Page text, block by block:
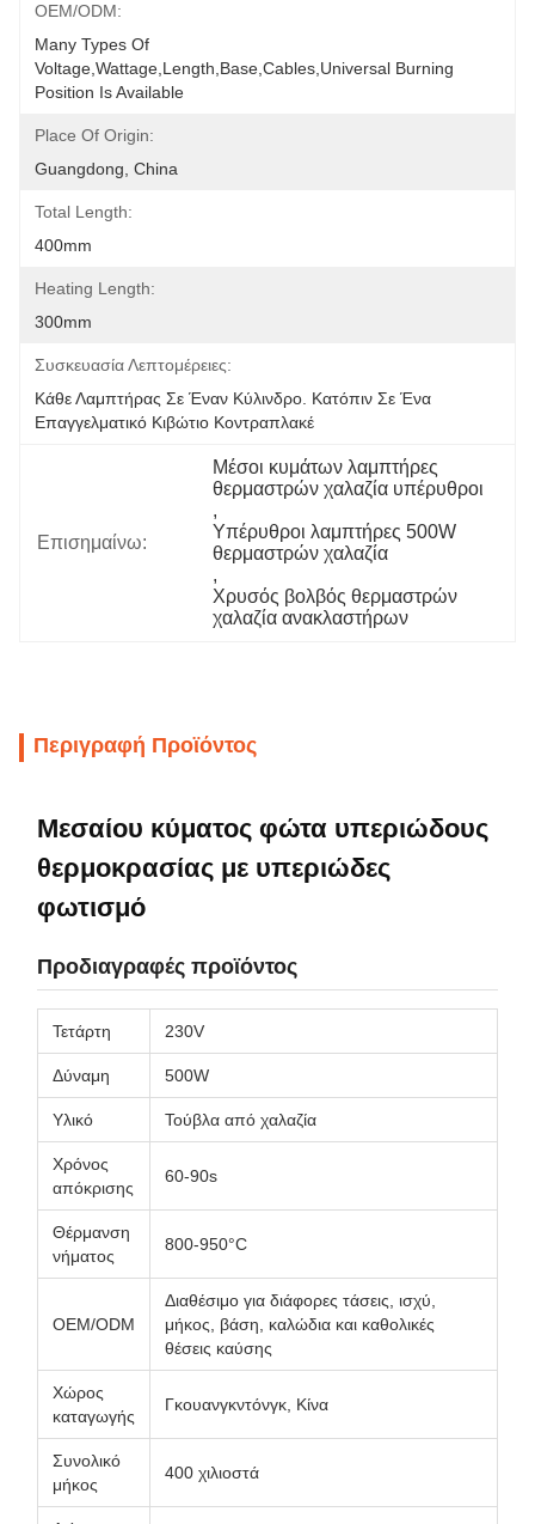
OEM/ODM:
Many Types Of
Voltage,wattage,length,base,cables,universal Burning
Position Is Available
Place Of Origin:
Guangdong, China
Total Length:
400mm
Heating Length:
300mm
Συσκευασία Λεπτομέρειες:
Κάθε Λαμπτήρας Σε Έναν Κύλινδρο. Κατόπιν Σε Ένα
Επαγγελματικό Κιβώτιο Κοντραπλακέ
Επισημαίνω:
Μέσοι κυμάτων λαμπτήρες
θερμαστρών χαλαζία υπέρυθροι
,
Υπέρυθροι λαμπτήρες 500W
θερμαστρών χαλαζία
,
Χρυσός βολβός θερμαστρών
χαλαζία ανακλαστήρων
Περιγραφή Προϊόντος
Μεσαίου κύματος φώτα υπεριώδους
θερμοκρασίας με υπεριώδες
φωτισμό
Προδιαγραφές προϊόντος
Τετάρτη 230V
Δύναμη 500W
Υλικό Τούβλα από χαλαζία
Χρόνος
απόκρισης
60-90s
Θέρμανση
νήματος
800-950°C
OEM/ODM
Διαθέσιμο για διάφορες τάσεις, ισχύ,
μήκος, βάση, καλώδια και καθολικές
θέσεις καύσης
Χώρος
καταγωγής
Γκουανγκντόνγκ, Κίνα
Συνολικό
μήκος
400 χιλιοστά